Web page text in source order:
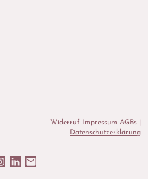
Widerruf Impressum AGBs |
Datenschutzerklärung